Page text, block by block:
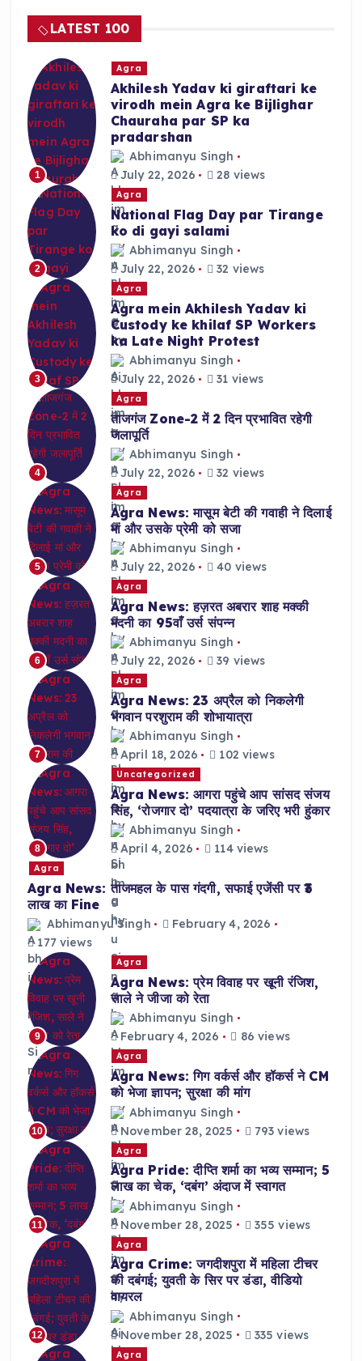
e
b
o
o
k
ts
A
p
p
re
LATEST 100
1
Agra
Akhilesh Yadav ki giraftari ke
virodh mein Agra ke Bijlighar
Chauraha par SP ka
pradarshan
Abhimanyu Singh
July 22, 2026
28 views
2
Agra
National Flag Day par Tirange
ko di gayi salami
Abhimanyu Singh
July 22, 2026
32 views
3
Agra
Agra mein Akhilesh Yadav ki
Custody ke khilaf SP Workers
ka Late Night Protest
Abhimanyu Singh
July 22, 2026
31 views
4
Agra
ताजगंज Zone-2 में 2 दिन प्रभावित रहेगी
जलापूर्ति
Abhimanyu Singh
July 22, 2026
32 views
5
Agra
Agra News: मासूम बेटी की गवाही ने दिलाई
मां और उसके प्रेमी को सजा
Abhimanyu Singh
July 22, 2026
40 views
6
Agra
Agra News: हज़रत अबरार शाह मक्की
मदनी का 95वाँ उर्स संपन्न
Abhimanyu Singh
July 22, 2026
39 views
7
Agra
Agra News: 23 अप्रैल को निकलेगी
भगवान परशुराम की शोभायात्रा
Abhimanyu Singh
April 18, 2026
102 views
8
Uncategorized
Agra News: आगरा पहुंचे आप सांसद संजय
सिंह, ‘रोजगार दो’ पदयात्रा के जरिए भरी हुंकार
Abhimanyu Singh
April 4, 2026
114 views
Agra
Agra News: ताजमहल के पास गंदगी, सफाई एजेंसी पर ₹3
लाख का Fine
Abhimanyu Singh
February 4, 2026
177 views
9
Agra
Agra News: प्रेम विवाह पर खूनी रंजिश,
साले ने जीजा को रेता
Abhimanyu Singh
February 4, 2026
86 views
10
Agra
Agra News: गिग वर्कर्स और हॉकर्स ने CM
को भेजा ज्ञापन; सुरक्षा की मांग
Abhimanyu Singh
November 28, 2025
793 views
11
Agra
Agra Pride: दीप्ति शर्मा का भव्य सम्मान; 5
लाख का चेक, ‘दबंग’ अंदाज में स्वागत
Abhimanyu Singh
November 28, 2025
355 views
12
Agra
Agra Crime: जगदीशपुरा में महिला टीचर
की दबंगई; युवती के सिर पर डंडा, वीडियो
वायरल
Abhimanyu Singh
November 28, 2025
335 views
Agra